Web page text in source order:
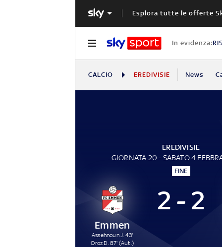
Esplora tutte le offerte
In evidenza:
CALCIO EREDIVISIE News
EREDIVISIE
GIORNATA 20 - SABATO 4
FINE
Emmen
Assehnoun J. 43'
Oroz D. 87' (Aut.)
2 - 2